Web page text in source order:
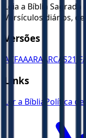
Leia a Bíblia
Versículos diários,
Versões
ACFAAARA ARCAS21
Links
Ler a Bíblia Política